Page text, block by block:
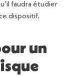
faudra étudier
dispositif.
un